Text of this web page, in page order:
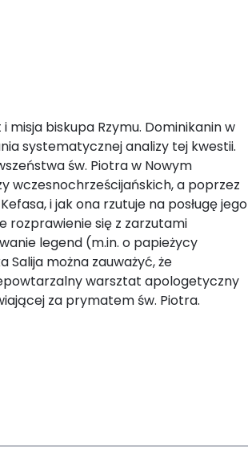
biskupa Rzymu. Dominikanin w
systematycznej analizy tej kwestii.
św. Piotra w Nowym
wczesnochrześcijańskich, a poprzez
i jak ona rzutuje na posługę jego
rozprawienie się z zarzutami
legend (m.in. o papieżycy
można zauważyć, że
warsztat apologetyczny
za prymatem św. Piotra.